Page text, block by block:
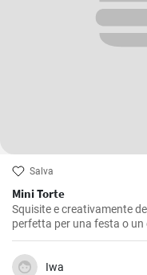
Salva
Mini Torte
Squisite e creativamente
perfetta per una festa o un
sorprese sono
per il palato!
Iwa